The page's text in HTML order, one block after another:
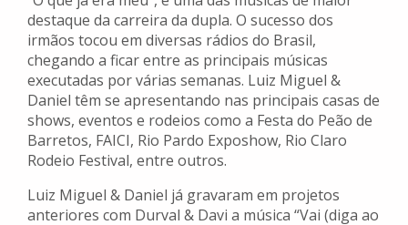
destaque da carreira da dupla. O sucesso dos
irmãos tocou em diversas rádios do Brasil,
chegando a ficar entre as principais músicas
executadas por várias semanas. Luiz Miguel &
Daniel têm se apresentando nas principais casas de
shows, eventos e rodeios como a Festa do Peão de
Barretos, FAICI, Rio Pardo Exposhow, Rio Claro
Rodeio Festival, entre outros.
Luiz Miguel & Daniel já gravaram em projetos
anteriores com Durval & Davi a música “Vai (diga ao